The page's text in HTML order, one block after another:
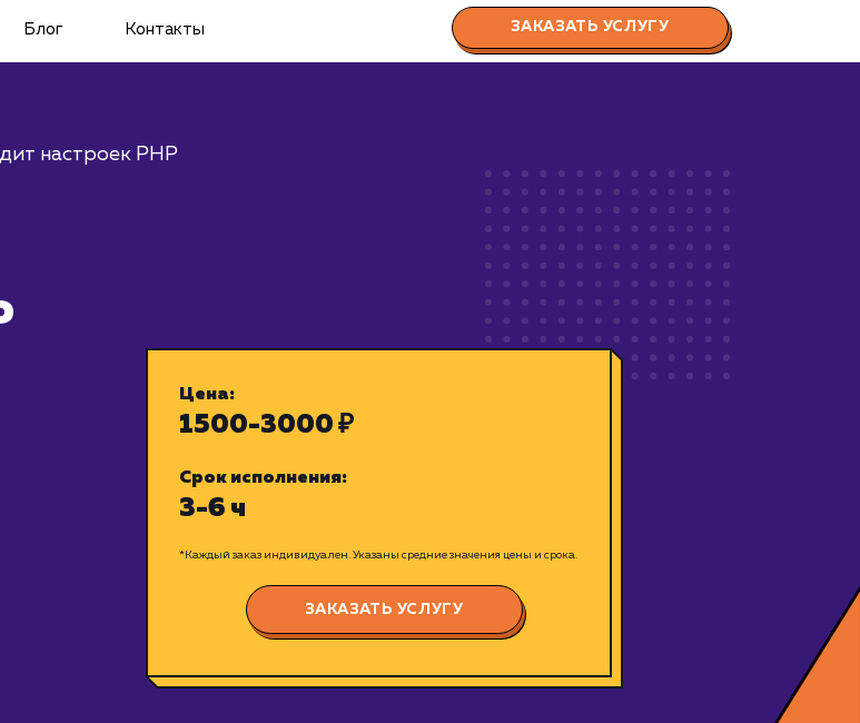
Блог Контакты ЗАКАЗАТЬ УСЛУГУ
настроек PHP
Цена:
1500-3000 ₽
Срок исполнения:
3-6 ч
*Каждый заказ индивидуален. Указаны средние значения цены и срока.
ЗАКАЗАТЬ УСЛУГУ